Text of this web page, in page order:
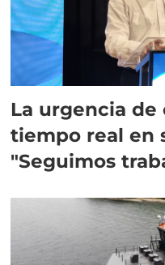
La urgencia
tiempo real en
"Seguimos